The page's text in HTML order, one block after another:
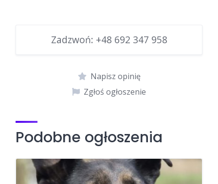
Zadzwoń: +48 692 347 958
Napisz opinię
Zgłoś ogłoszenie
Podobne ogłoszenia